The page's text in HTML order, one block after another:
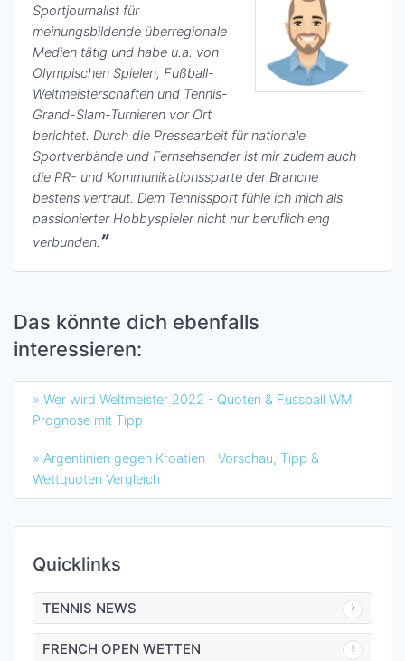
Sportjournalist für
meinungsbildende überregionale
Medien tätig und habe u.a. von
Olympischen Spielen, Fußball-
Weltmeisterschaften und Tennis-
Grand-Slam-Turnieren vor Ort
berichtet. Durch die Pressearbeit für nationale
Sportverbände und Fernsehsender ist mir zudem auch
die PR- und Kommunikationssparte der Branche
bestens vertraut. Dem Tennissport fühle ich mich als
passionierter Hobbyspieler nicht nur beruflich eng
verbunden.
Das könnte dich ebenfalls
interessieren:
» Wer wird Weltmeister 2022 - Quoten & Fussball WM
Prognose mit Tipp
» Argentinien gegen Kroatien - Vorschau, Tipp &
Wettquoten Vergleich
Quicklinks
TENNIS NEWS
FRENCH OPEN WETTEN